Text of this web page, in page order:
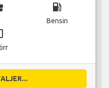
local_gas_station
Bensin